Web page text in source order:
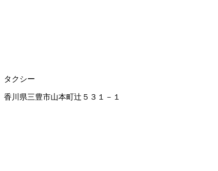
タクシー
香川県三豊市山本町辻５３１－１